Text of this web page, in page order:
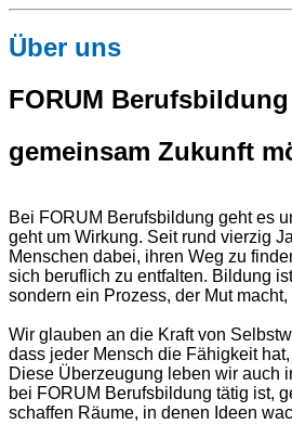
Über uns
FORUM
gemeinsam Zukunft
Bei FORUM Berufsbildung geht es
geht um Wirkung. Seit rund vierzig
Menschen dabei, ihren Weg zu
sich beruflich zu entfalten. Bildung
sondern ein Prozess, der Mut
Wir glauben an die Kraft von
dass jeder Mensch die Fähigkeit
Diese Überzeugung leben wir auch
bei FORUM Berufsbildung tätig ist,
schaffen Räume, in denen Ideen